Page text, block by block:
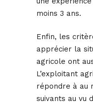
moins 3 ans.
Enfin, les
apprécier la
agricole ont
L’exploitant
répondre à au
suivants au vu